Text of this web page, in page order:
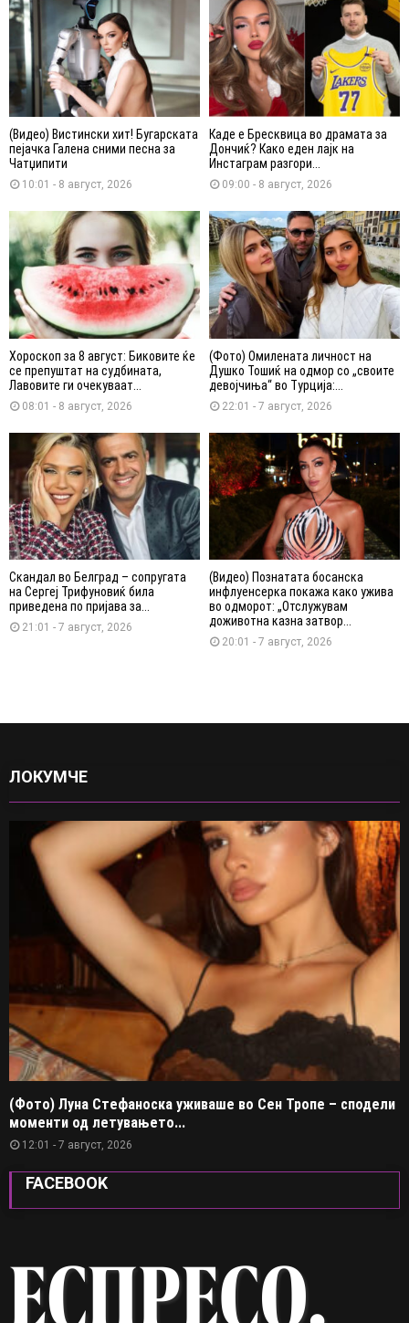
(Видео) Вистински хит! Бугарската
пејачка Галена сними песна за
Чатџипити
10:01 - 8 август, 2026
Каде е Бресквица во драмата за
Дончиќ? Како еден лајк на
Инстаграм разгори...
09:00 - 8 август, 2026
Хороскоп за 8 август: Биковите ќе
се препуштат на судбината,
Лавовите ги очекуваат...
08:01 - 8 август, 2026
(Фото) Омилената личност на
Душко Тошиќ на одмор со „своите
девојчиња“ во Турција:...
22:01 - 7 август, 2026
Скандал во Белград – сопругата
на Сергеј Трифуновиќ била
приведена по пријава за...
21:01 - 7 август, 2026
(Видео) Познатата босанска
инфлуенсерка покажа како ужива
во одморот: „Отслужувам
доживотна казна затвор...
20:01 - 7 август, 2026
ЛОКУМЧЕ
(Фото) Луна Стефаноска уживаше во Сен Тропе – сподели
моменти од летувањето...
12:01 - 7 август, 2026
FACEBOOK